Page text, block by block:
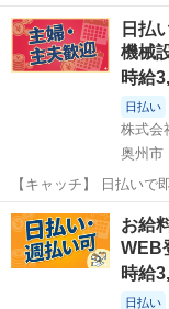
OK！「製品の調整/デ
代のスタッフが多数活躍中★ 【コメント】 ＼大手人材派
ませんか♪／ 「...
岩手 胆沢郡 一
日払
機械
時給
日払い
株式会
奥州市
【キャッチ】 日払いで
発」【経験活かしてス
休！高！ 【コメント】 ＼大手人材派遣会社で働きませんか♪／ 「新し
い職場は不安・・・」
岩手 奥州市 一
お給
WEB
時給
日払い